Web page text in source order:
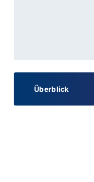
Überblick